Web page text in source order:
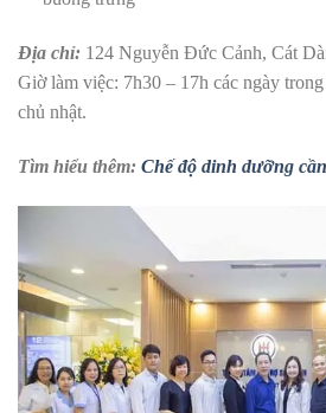
Địa chỉ: 124 Nguyễn Đức Cảnh, Cát
Giờ làm việc: 7h30 – 17h các ngày
chủ nhật.
Tìm hiểu thêm: Chế độ dinh dưỡng